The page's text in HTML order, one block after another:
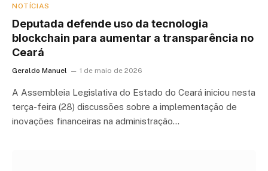
NOTÍCIAS
Deputada defende uso da tecnologia
blockchain para aumentar a transparência no
Ceará
Geraldo Manuel 1 de maio de 2026
A Assembleia Legislativa do Estado do Ceará iniciou nesta
terça-feira (28) discussões sobre a implementação de
inovações financeiras na administração…